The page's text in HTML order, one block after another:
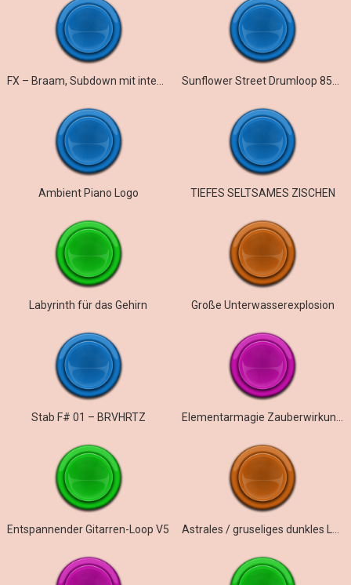
Ambient Piano Logo TIEFES SELTSAMES ZISCHEN
Labyrinth für das Gehirn Große Unterwasserexplosion
Stab F# 01 – BRVHRTZ
Entspannender Gitarren-Loop V5